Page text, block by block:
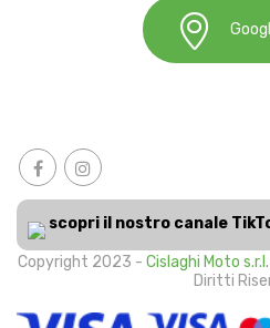
scopri il nostro canale
Copyright 2023 - Cislaghi Moto s.r.l.
Diritti